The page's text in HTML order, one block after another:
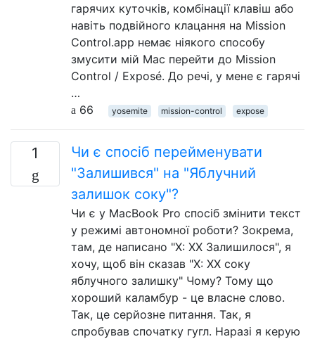
гарячих куточків, комбінації клавіш або
навіть подвійного клацання на Mission
Control.app немає ніякого способу
змусити мій Mac перейти до Mission
Control / Exposé. До речі, у мене є гарячі
…
66
yosemite mission-control expose
1
Чи є спосіб перейменувати
"Залишився" на "Яблучний
залишок соку"?
Чи є у MacBook Pro спосіб змінити текст
у режимі автономної роботи? Зокрема,
там, де написано "X: XX Залишилося", я
хочу, щоб він сказав "X: XX соку
яблучного залишку" Чому? Тому що
хороший каламбур - це власне слово.
Так, це серйозне питання. Так, я
спробував спочатку гугл. Наразі я керую